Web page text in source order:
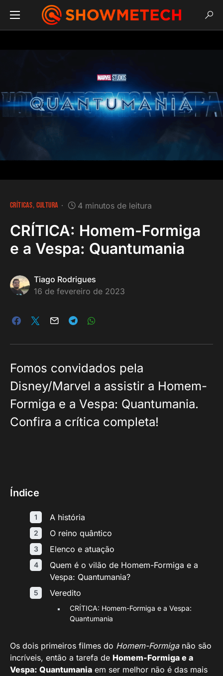
CRÍTICAS CULTURA 4 minutos de leitura
CRÍTICA: Homem-Formiga
e a Vespa: Quantumania
Tiago Rodrigues
16 de fevereiro de 2023
Fomos convidados pela
Disney/Marvel a assistir a Homem-
Formiga e a Vespa: Quantumania.
Confira a crítica completa!
Índice
A história
O reino quântico
Elenco e atuação
Quem é o vilão de Homem-Formiga e a
Vespa: Quantumania?
Veredito
CRÍTICA: Homem-Formiga e a Vespa:
Quantumania
Os dois primeiros filmes do Homem-Formiganão são
incríveis, então a tarefa de Homem-Formiga e a
Vespa: Quantumania em ser melhor não é das mais